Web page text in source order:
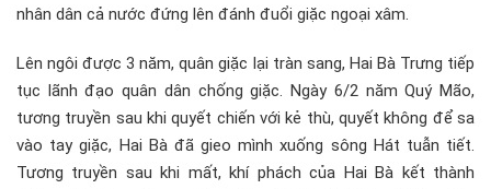
nhân dân cả nước đứng lên đánh đuổi giặc ngoại xâm.
Lên ngôi được 3 năm, quân giặc lại tràn sang, Hai Bà Trưng tiếp
tục lãnh đạo quân dân chống giặc. Ngày 6/2 năm Quý Mão,
tương truyền sau khi quyết chiến với kẻ thù, quyết không để sa
vào tay giặc, Hai Bà đã gieo mình xuống sông Hát tuẫn tiết.
Tương truyền sau khi mất, khí phách của Hai Bà kết thành